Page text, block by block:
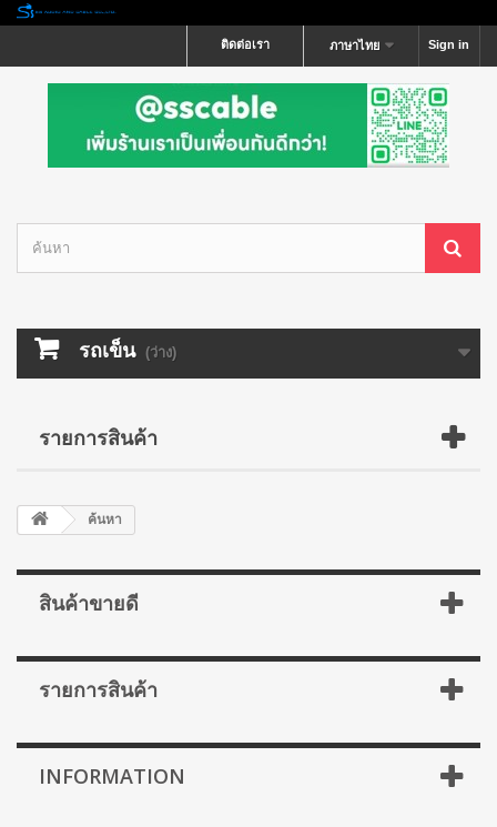
Sign in
ภาษาไทย
ติดต่อเรา
รถเข็น (ว่าง)
รายการสินค้า
ค้นหา
สินค้าขายดี
รายการสินค้า
INFORMATION